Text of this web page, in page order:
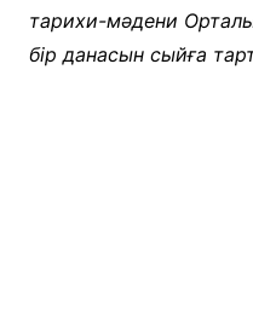
тарихи-мәдени
бір данасын сыйға